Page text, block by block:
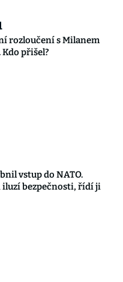
rozloučení s Milanem
přišel?
vstup do NATO.
iluzí bezpečnosti, řídí ji